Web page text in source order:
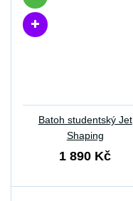
Batoh studentský Jet
Shaping
1 890 Kč